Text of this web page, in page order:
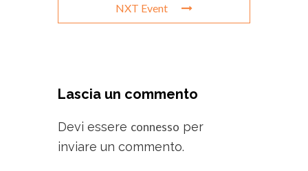
NXT Event
Lascia un commento
Devi essere connesso per
inviare un commento.